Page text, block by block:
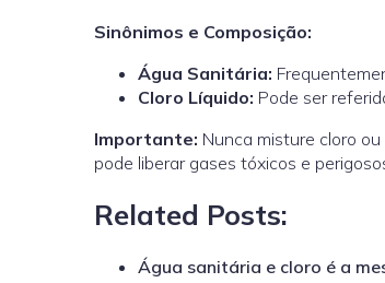
Sinônimos e Composição:
Água Sanitária:
Cloro Líquido: Pode ser
Importante: Nunca misture cloro
pode liberar gases tóxicos e
Related Posts:
Água sanitária e cloro é a